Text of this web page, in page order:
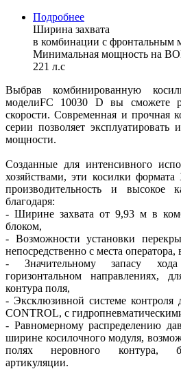
Подробнее
Ширина захвата
в комбинации с фронтальным
Минимальная мощность на
221 л.с
Выбрав комбинированную
моделиFC 10030 D вы сможете
скорости. Современная и прочная
серии позволяет эксплуатировать
мощности.
Созданные для интенсивного
хозяйствами, эти косилки
производительность и высокое
благодаря:
- Ширине захвата от 9,93 м в
блоком,
- Возможности установки
непосредственно с места оператора,
- Значительному запасу
горизонтальном направлениях,
контура поля,
- Эксклюзивной системе контроля
CONTROL, с
- Равномерному распределению
ширине косилочного модуля,
полях неровного контура,
артикуляции.